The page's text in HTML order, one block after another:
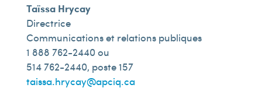
Taïssa Hrycay
Directrice
Communications et relations publiques
1 888 762-2440 ou
514 762-2440, poste 157
taissa.hrycay@apciq.ca